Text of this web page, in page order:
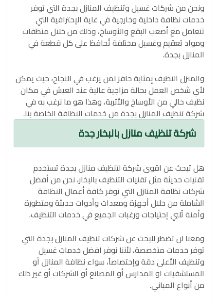
ونحن من شركات غسيل وتنظيف المنازل بجدة التي توفر
خدمات نظافة داخلية وخارجية في غاية الإحترافية التي
تتعامل مع أصعب البقع والأوساخ، وذلك من خلال منظفات
ومواد تعقيم وغسيل مختلفة تُحافظ على كل قطعة في
المنازل بجدة.
والمنزل النظيف بِمثابة حافز لمن يرغب في النجاح، حيث يمكن
لأي شخص العمل بحالة مزاجية عالية عند العيش في مكان
نظيف خالي من الأوساخ والأتربة، وهذا هو ما نرغب به في
شركة تنظيف المنازل بجدة من خدمات النظافة الخاصة بنا.
شركة تنظيف منازل بالبخار جدة
هل تبحث عن اقوى شركة لتنظيف منازل بجدة تستخدم
تقنيات حديثة مثل تقنيات التنظيف بالبخار، نحن من أفضل
شركات نظافة المنازل التي توفر كافة أعمال النظاقة
الشاملة من خلال أجهزة ومعدات وأدوات حديثة ومتطورة
وأمنة تُلبي إحتياجات ورغبات الجميع في خدمات التنظيف.
ومعنا لن تضطر للبحث عن شركات تنظيف المنازل بجدة التي
توفر خدمات متخصصة، لأننا نوفر افضل خدمات غسيل
وتنظيف الأعلى دقة وإختصاصاً، سواء نظافة المنازل أو
المستشفيات او المدارس أو المصانع أو الشركات أو غير ذلك
من أنواع المباني.